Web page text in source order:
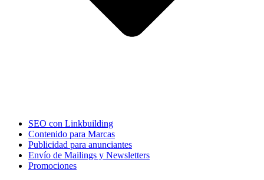
SEO con Linkbuilding
Contenido para Marcas
Publicidad para anunciantes
Envío de Mailings y Newsletters
Promociones